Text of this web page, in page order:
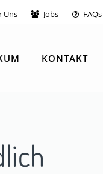
Uns Jobs FAQs
KONTAKT